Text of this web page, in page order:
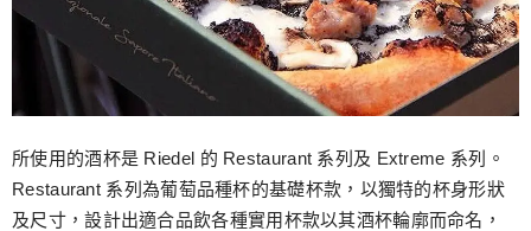
所使用的酒杯是 Riedel 的 Restaurant 系列及 Extreme 系列。
Restaurant 系列為葡萄品種杯的基礎杯款，以獨特的杯身形狀
及尺寸，設計出適合品飲各種實用杯款以其酒杯輪廓而命名，